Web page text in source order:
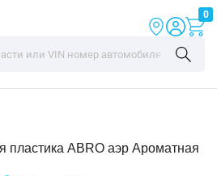
0
пластика ABRO аэр Ароматная